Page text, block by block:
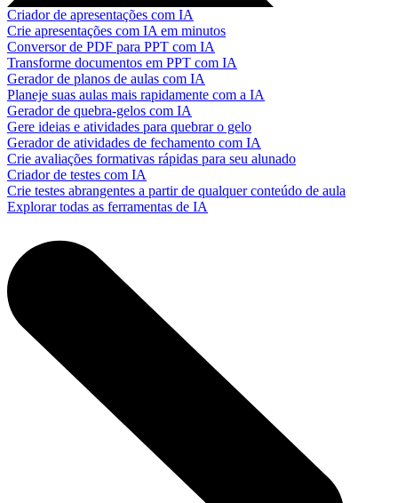
Criador de apresentações com IA
Crie apresentações com IA em minutos
Conversor de PDF para PPT com IA
Transforme documentos em PPT com IA
Gerador de planos de aulas com IA
Planeje suas aulas mais rapidamente com a IA
Gerador de quebra-gelos com IA
Gere ideias e atividades para quebrar o gelo
Gerador de atividades de fechamento com IA
Crie avaliações formativas rápidas para seu alunado
Criador de testes com IA
Crie testes abrangentes a partir de qualquer conteúdo de aula
Explorar todas as ferramentas de IA